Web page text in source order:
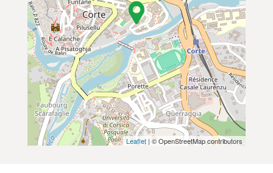
Leaflet | © OpenStreetMap contributors